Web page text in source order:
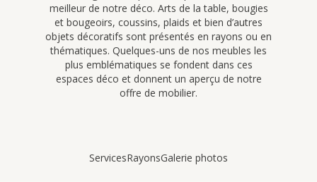
meilleur de notre déco. Arts de la table, bougies
et bougeoirs, coussins, plaids et bien d’autres
objets décoratifs sont présentés en rayons ou en
thématiques. Quelques-uns de nos meubles les
plus emblématiques se fondent dans ces
espaces déco et donnent un aperçu de notre
offre de mobilier.
ServicesRayonsGalerie photos